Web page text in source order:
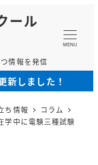
ール
情報を発信
MENU
新しました！
ち情報
コラム
学中に電験三種試験